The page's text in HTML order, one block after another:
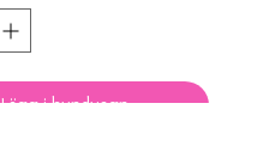
Lägg i kundvagn